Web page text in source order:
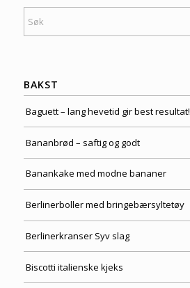
BAKST
Baguett – lang hevetid gir best resultat!
Bananbrød – saftig og godt
Banankake med modne bananer
Berlinerboller med bringebærsyltetøy
Berlinerkranser Syv slag
Biscotti italienske kjeks